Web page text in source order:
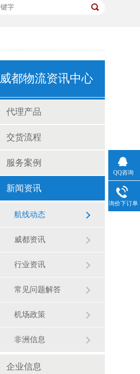
威都物流资讯中心
代理产品
交货流程
服务案例
新闻资讯
航线动态
威都资讯
行业资讯
常见问题解答
机场政策
非洲信息
企业信息
QQ咨询
询价下订单